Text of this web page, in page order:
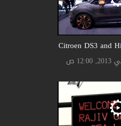
Citroen DS3 and